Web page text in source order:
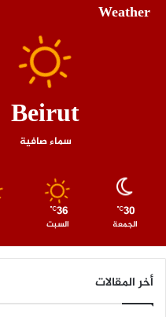
Weather
Beirut
سماء صافية
30
℃
الجمعة
36
℃
السبت
أخر المقالات